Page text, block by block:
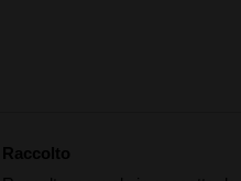
Raccolto